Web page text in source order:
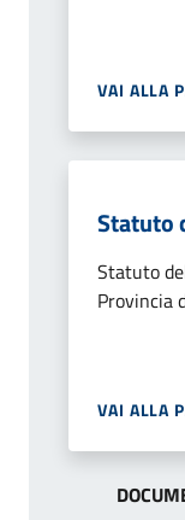
VAI ALLA
Statuto
Statuto
Provincia
VAI ALLA